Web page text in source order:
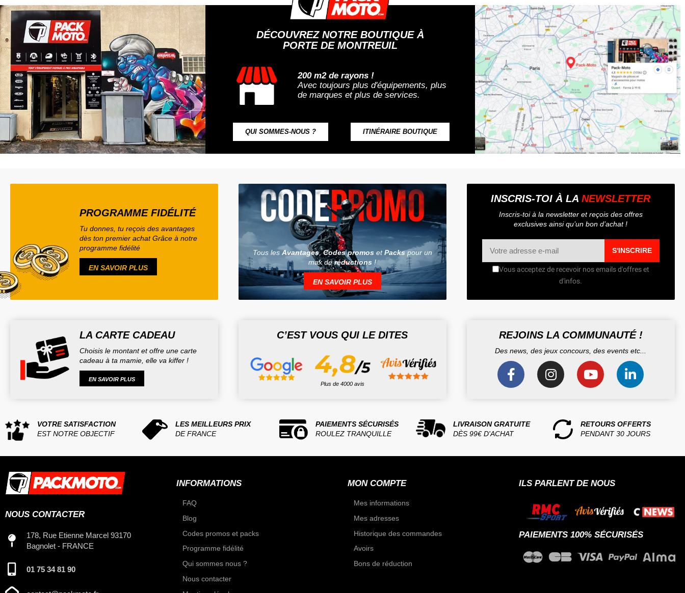
DÉCOUVREZ NOTRE BOUTIQUE À
PORTE DE MONTREUIL
200 m2 de rayons !
Avec toujours plus d'équipements, plus
de marques et plus de services.
QUI SOMMES-NOUS ? ITINÉRAIRE BOUTIQUE
PROGRAMME FIDÉLITÉ
Tu donnes, tu reçois des avantages
dès ton premier achat Grâce à notre
programme fidélité
EN SAVOIR PLUS
Tous les Avantages,Codes promosetPackspour un
max deréductions !
EN SAVOIR PLUS
INSCRIS-TOI À LANEWSLETTER
Inscris-toi à la newsletter et reçois des offres
exclusives ainsi qu’un bon d’achat !
S'INSCRIRE
Vous acceptez de recevoir nos emails d'offres et
d'infos.
LA CARTE CADEAU
Choisis le montant et offre une carte
cadeau à ta mamie, elle va kiffer !
EN SAVOIR PLUS
C’EST VOUS QUI LE DITES
Plus de 4000 avis
REJOINS LA COMMUNAUTÉ !
Des news, des jeux concours, des events etc...
VOTRE SATISFACTION
EST NOTRE OBJECTIF
LES MEILLEURS PRIX
DE FRANCE
PAIEMENTS SÉCURISÉS
ROULEZ TRANQUILLE
LIVRAISON GRATUITE
DÈS 99€ D'ACHAT
RETOURS OFFERTS
PENDANT 30 JOURS
NOUS CONTACTER
178, Rue Etienne Marcel 93170
Bagnolet - FRANCE
01 75 34 81 90
INFORMATIONS
FAQ
Blog
Codes promos et packs
Programme fidélité
Qui sommes nous ?
Nous contacter
MON COMPTE
Mes informations
Mes adresses
Historique des commandes
Avoirs
Bons de réduction
ILS PARLENT DE NOUS
PAIEMENTS 100% SÉCURISÉS